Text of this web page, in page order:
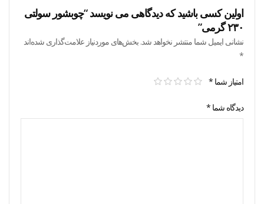
اولین کسی باشید که دیدگاهی می نویسد “چوبشور سولتی
۲۳۰ گرمی”
نشانی ایمیل شما منتشر نخواهد شد. بخش‌های موردنیاز علامت‌گذاری شده‌اند
*
امتیاز شما *
دیدگاه شما *